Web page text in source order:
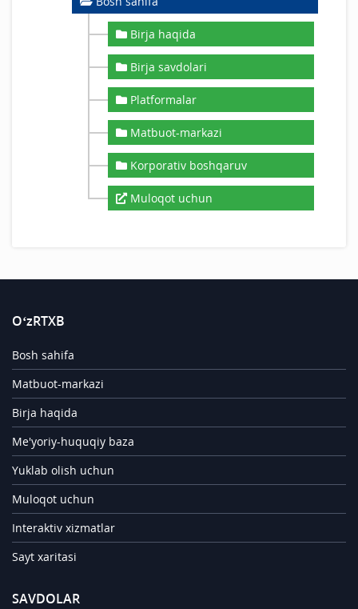
Birja haqida
Birja savdolari
Platformalar
Matbuot-markazi
Korporativ boshqaruv
Muloqot uchun
O‘zRTXB
Bosh sahifa
Matbuot-markazi
Birja haqida
Me'yoriy-huquqiy baza
Yuklab olish uchun
Muloqot uchun
Interaktiv xizmatlar
Sayt xaritasi
SAVDOLAR